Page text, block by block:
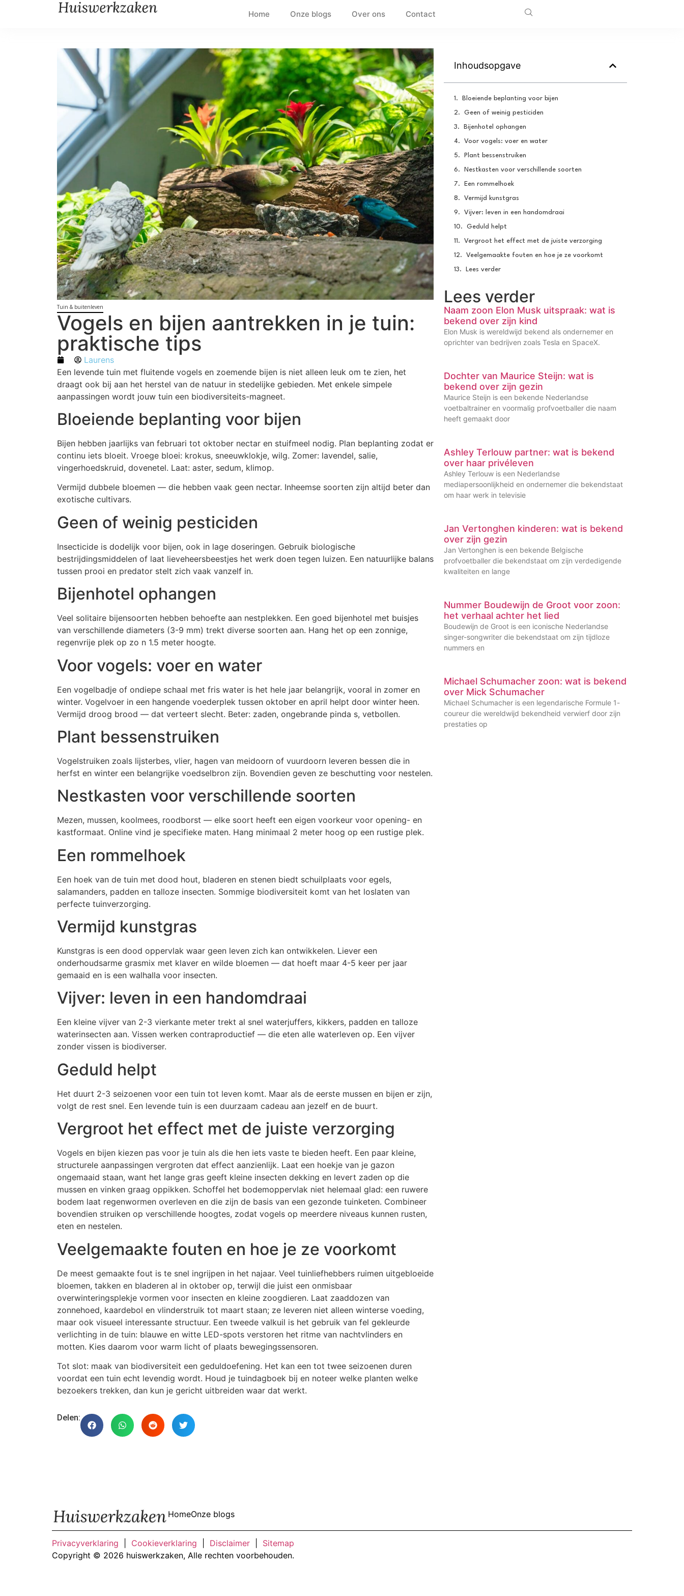
Home Onze blogs Over ons Contact
Tuin & buitenleven
Vogels en bijen aantrekken in je tuin:
praktische tips
Laurens
Een levende tuin met fluitende vogels en zoemende bijen is niet alleen leuk om te zien, het
draagt ook bij aan het herstel van de natuur in stedelijke gebieden. Met enkele simpele
aanpassingen wordt jouw tuin een biodiversiteits-magneet.
Bloeiende beplanting voor bijen
Bijen hebben jaarlijks van februari tot oktober nectar en stuifmeel nodig. Plan beplanting zodat er
continu iets bloeit. Vroege bloei: krokus, sneeuwklokje, wilg. Zomer: lavendel, salie,
vingerhoedskruid, dovenetel. Laat: aster, sedum, klimop.
Vermijd dubbele bloemen — die hebben vaak geen nectar. Inheemse soorten zijn altijd beter dan
exotische cultivars.
Geen of weinig pesticiden
Insecticide is dodelijk voor bijen, ook in lage doseringen. Gebruik biologische
bestrijdingsmiddelen of laat lieveheersbeestjes het werk doen tegen luizen. Een natuurlijke balans
tussen prooi en predator stelt zich vaak vanzelf in.
Bijenhotel ophangen
Veel solitaire bijensoorten hebben behoefte aan nestplekken. Een goed bijenhotel met buisjes
van verschillende diameters (3-9 mm) trekt diverse soorten aan. Hang het op een zonnige,
regenvrije plek op zo n 1.5 meter hoogte.
Voor vogels: voer en water
Een vogelbadje of ondiepe schaal met fris water is het hele jaar belangrijk, vooral in zomer en
winter. Vogelvoer in een hangende voederplek tussen oktober en april helpt door winter heen.
Vermijd droog brood — dat verteert slecht. Beter: zaden, ongebrande pinda s, vetbollen.
Plant bessenstruiken
Vogelstruiken zoals lijsterbes, vlier, hagen van meidoorn of vuurdoorn leveren bessen die in
herfst en winter een belangrijke voedselbron zijn. Bovendien geven ze beschutting voor nestelen.
Nestkasten voor verschillende soorten
Mezen, mussen, koolmees, roodborst — elke soort heeft een eigen voorkeur voor opening- en
kastformaat. Online vind je specifieke maten. Hang minimaal 2 meter hoog op een rustige plek.
Een rommelhoek
Een hoek van de tuin met dood hout, bladeren en stenen biedt schuilplaats voor egels,
salamanders, padden en talloze insecten. Sommige biodiversiteit komt van het loslaten van
perfecte tuinverzorging.
Vermijd kunstgras
Kunstgras is een dood oppervlak waar geen leven zich kan ontwikkelen. Liever een
onderhoudsarme grasmix met klaver en wilde bloemen — dat hoeft maar 4-5 keer per jaar
gemaaid en is een walhalla voor insecten.
Vijver: leven in een handomdraai
Een kleine vijver van 2-3 vierkante meter trekt al snel waterjuffers, kikkers, padden en talloze
waterinsecten aan. Vissen werken contraproductief — die eten alle waterleven op. Een vijver
zonder vissen is biodiverser.
Geduld helpt
Het duurt 2-3 seizoenen voor een tuin tot leven komt. Maar als de eerste mussen en bijen er zijn,
volgt de rest snel. Een levende tuin is een duurzaam cadeau aan jezelf en de buurt.
Vergroot het effect met de juiste verzorging
Vogels en bijen kiezen pas voor je tuin als die hen iets vaste te bieden heeft. Een paar kleine,
structurele aanpassingen vergroten dat effect aanzienlijk. Laat een hoekje van je gazon
ongemaaid staan, want het lange gras geeft kleine insecten dekking en levert zaden op die
mussen en vinken graag oppikken. Schoffel het bodemoppervlak niet helemaal glad: een ruwere
bodem laat regenwormen overleven en die zijn de basis van een gezonde tuinketen. Combineer
bovendien struiken op verschillende hoogtes, zodat vogels op meerdere niveaus kunnen rusten,
eten en nestelen.
Veelgemaakte fouten en hoe je ze voorkomt
De meest gemaakte fout is te snel ingrijpen in het najaar. Veel tuinliefhebbers ruimen uitgebloeide
bloemen, takken en bladeren al in oktober op, terwijl die juist een onmisbaar
overwinteringsplekje vormen voor insecten en kleine zoogdieren. Laat zaaddozen van
zonnehoed, kaardebol en vlinderstruik tot maart staan; ze leveren niet alleen winterse voeding,
maar ook visueel interessante structuur. Een tweede valkuil is het gebruik van fel gekleurde
verlichting in de tuin: blauwe en witte LED-spots verstoren het ritme van nachtvlinders en
motten. Kies daarom voor warm licht of plaats bewegingssensoren.
Tot slot: maak van biodiversiteit een geduldoefening. Het kan een tot twee seizoenen duren
voordat een tuin echt levendig wordt. Houd je tuindagboek bij en noteer welke planten welke
bezoekers trekken, dan kun je gericht uitbreiden waar dat werkt.
Delen:
Inhoudsopgave
Bloeiende beplanting voor bijen
Geen of weinig pesticiden
Bijenhotel ophangen
Voor vogels: voer en water
Plant bessenstruiken
Nestkasten voor verschillende soorten
Een rommelhoek
Vermijd kunstgras
Vijver: leven in een handomdraai
Geduld helpt
Vergroot het effect met de juiste verzorging
Veelgemaakte fouten en hoe je ze voorkomt
Lees verder
Lees verder
Naam zoon Elon Musk uitspraak: wat is
bekend over zijn kind
Elon Musk is wereldwijd bekend als ondernemer en
oprichter van bedrijven zoals Tesla en SpaceX.
Dochter van Maurice Steijn: wat is
bekend over zijn gezin
Maurice Steijn is een bekende Nederlandse
voetbaltrainer en voormalig profvoetballer die naam
heeft gemaakt door
Ashley Terlouw partner: wat is bekend
over haar privéleven
Ashley Terlouw is een Nederlandse
mediapersoonlijkheid en ondernemer die bekendstaat
om haar werk in televisie
Jan Vertonghen kinderen: wat is bekend
over zijn gezin
Jan Vertonghen is een bekende Belgische
profvoetballer die bekendstaat om zijn verdedigende
kwaliteiten en lange
Nummer Boudewijn de Groot voor zoon:
het verhaal achter het lied
Boudewijn de Groot is een iconische Nederlandse
singer-songwriter die bekendstaat om zijn tijdloze
nummers en
Michael Schumacher zoon: wat is bekend
over Mick Schumacher
Michael Schumacher is een legendarische Formule 1-
coureur die wereldwijd bekendheid verwierf door zijn
prestaties op
HomeOnze blogs
Privacyverklaring Cookieverklaring Disclaimer
Sitemap
Copyright © 2026 huiswerkzaken, Alle rechten voorbehouden.